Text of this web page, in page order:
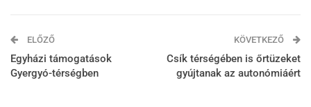
ELŐZŐ
Egyházi támogatások
Gyergyó-térségben
KÖVETKEZŐ
Csík térségében is őrtüzeket
gyújtanak az autonómiáért